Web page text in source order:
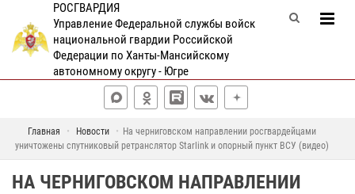
РОСГВАРДИЯ
Управление Федеральной службы войск
национальной гвардии Российской
Федерации по Ханты-Мансийскому
автономному округу - Югре
Главная Новости
На черниговском направлении росгвардейцами
уничтожены спутниковый ретранслятор Starlink и опорный пункт ВСУ (видео)
НА ЧЕРНИГОВСКОМ НАПРАВЛЕНИИ